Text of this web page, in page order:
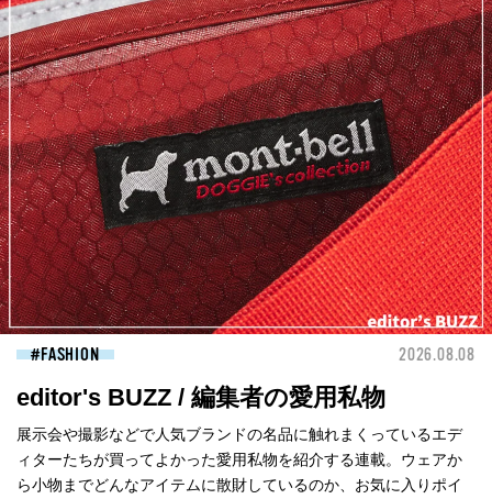
FASHION 2026.08.08
editor's BUZZ / 編集者の愛用私物
展示会や撮影などで人気ブランドの名品に触れまくっているエデ
ィターたちが買ってよかった愛用私物を紹介する連載。ウェアか
ら小物までどんなアイテムに散財しているのか、お気に入りポイ